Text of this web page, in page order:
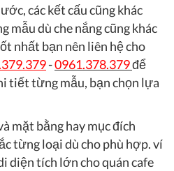
các kết cấu cũng khác
mẫu dù che nắng cũng khác
nhất bạn nên liên hệ cho
-0961.378.379để
tiết từng mẫu, bạn chọn lựa
mặt bằng hay mục đích
từng loại dù cho phù hợp. ví
diện tích lớn cho quán cafe